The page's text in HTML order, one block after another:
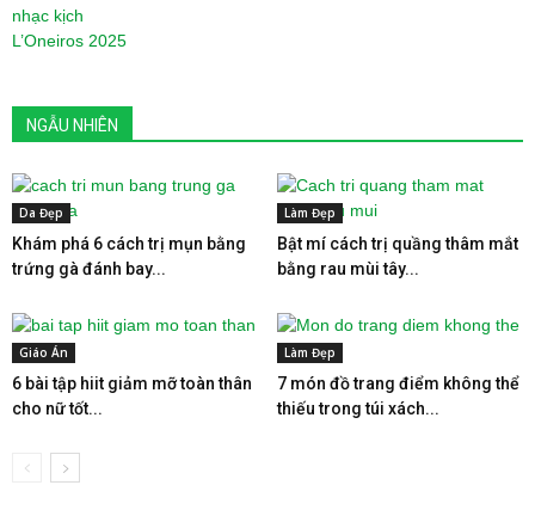
NGẪU NHIÊN
Da Đẹp
Khám phá 6 cách trị mụn bằng
trứng gà đánh bay...
Làm Đẹp
Bật mí cách trị quầng thâm mắt
bằng rau mùi tây...
Giáo Án
6 bài tập hiit giảm mỡ toàn thân
cho nữ tốt...
Làm Đẹp
7 món đồ trang điểm không thể
thiếu trong túi xách...